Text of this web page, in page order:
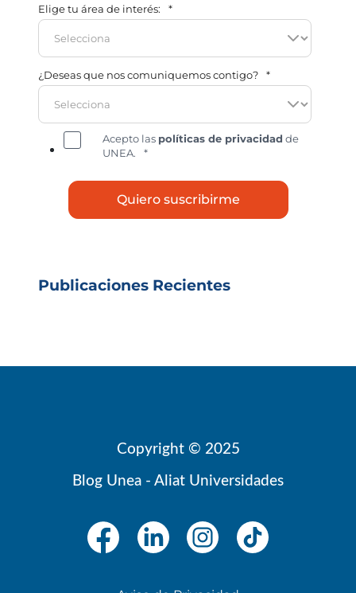
Elige tu área de interés: *
¿Deseas que nos comuniquemos contigo? *
Acepto las políticas de privacidad de
UNEA.
*
Publicaciones Recientes
Copyright © 2025
Blog Unea - Aliat Universidades